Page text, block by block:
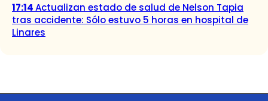
17:14Actualizan estado de salud de Nelson Tapia
tras accidente: Sólo estuvo 5 horas en hospital de
Linares